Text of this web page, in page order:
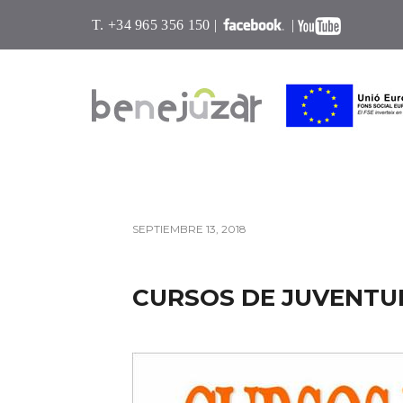
T. +34 965 356 150 | |
SEPTIEMBRE 13, 2018
CURSOS DE